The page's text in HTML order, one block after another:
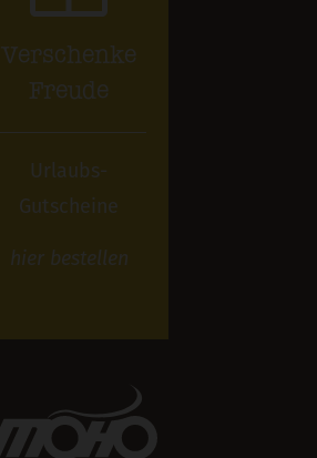
Verschenke
Freude
Urlaubs-
Gutscheine
hierbestellen